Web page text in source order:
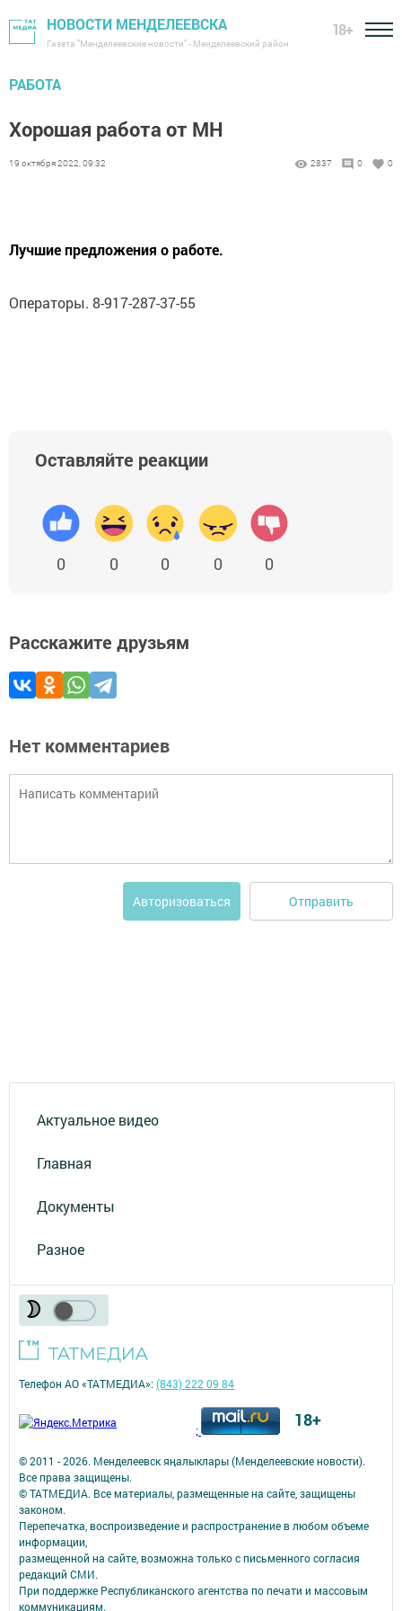
НОВОСТИ МЕНДЕЛЕЕВСКА
Газета "Менделеевские новости" - Менделеевский район
18+
РАБОТА
Хорошая работа от МН
19 октября 2022, 09:32 2837 0 0
Лучшие предложения о работе.
Операторы. 8-917-287-37-55
Оставляйте реакции
0 0 0 0 0
Расскажите друзьям
Нет комментариев
Авторизоваться Отправить
Актуальное видео
Главная
Документы
Разное
© 2011 - 2026. Менделеевск яӊалыклары (Менделеевские новости).
Все права защищены.
© ТАТМЕДИА. Все материалы, размещенные на сайте, защищены
законом.
Перепечатка, воспроизведение и распространение в любом объеме
информации,
размещенной на сайте, возможна только с письменного согласия
редакций СМИ.
При поддержке Республиканского агентства по печати и массовым
коммуникациям.
Телефон АО «ТАТМЕДИА»:(843) 222 09 84
; 18+